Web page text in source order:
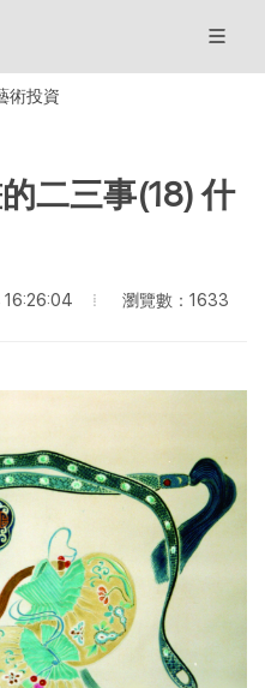
術投資
二三事(18) 什
瀏覽數：1633